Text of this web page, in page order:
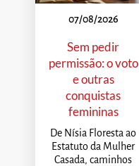
07/08/2026
Sem pedir
permissão: o voto
e outras
conquistas
femininas
De Nísia Floresta ao
Estatuto da Mulher
Casada, caminhos